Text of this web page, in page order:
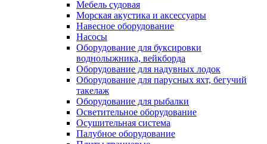
Мебель судовая
Морская акустика и аксессуары
Навесное оборудование
Насосы
Оборудование для буксировки
воднолыжника, вейкборда
Оборудование для надувных лодок
Оборудование для парусных яхт, бегучий
такелаж
Оборудование для рыбалки
Осветительное оборудование
Осушительная система
Палубное оборудование